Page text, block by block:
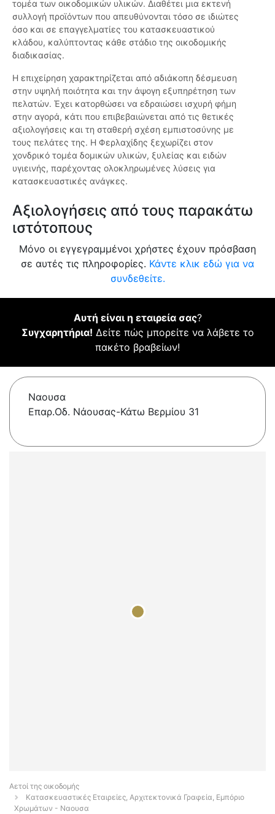
τομέα των οικοδομικών υλικών. Διαθέτει μια εκτενή
συλλογή προϊόντων που απευθύνονται τόσο σε ιδιώτες
όσο και σε επαγγελματίες του κατασκευαστικού
κλάδου, καλύπτοντας κάθε στάδιο της οικοδομικής
διαδικασίας.
Η επιχείρηση χαρακτηρίζεται από αδιάκοπη δέσμευση
στην υψηλή ποιότητα και την άψογη εξυπηρέτηση των
πελατών. Έχει κατορθώσει να εδραιώσει ισχυρή φήμη
στην αγορά, κάτι που επιβεβαιώνεται από τις θετικές
αξιολογήσεις και τη σταθερή σχέση εμπιστοσύνης με
τους πελάτες της. Η Φερλαχίδης ξεχωρίζει στον
χονδρικό τομέα δομικών υλικών, ξυλείας και ειδών
υγιεινής, παρέχοντας ολοκληρωμένες λύσεις για
κατασκευαστικές ανάγκες.
Αξιολογήσεις από τους παρακάτω
ιστότοπους
Μόνο οι εγγεγραμμένοι χρήστες έχουν πρόσβαση
σε αυτές τις πληροφορίες. Κάντε κλικ εδώ για να
συνδεθείτε.
Αυτή είναι η εταιρεία σας?
Συγχαρητήρια! Δείτε πώς μπορείτε να λάβετε το
πακέτο βραβείων!
Ναουσα
Επαρ.Οδ. Νάουσας-Κάτω Βερμίου 31
Αετοί της οικοδομής
Κατασκευαστικές Εταιρείες, Αρχιτεκτονικά Γραφεία, Εμπόριο
Χρωμάτων - Ναουσα